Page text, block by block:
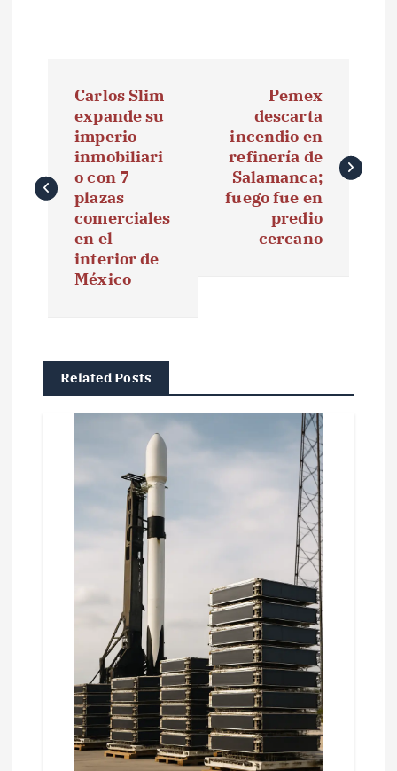
e
ó
n
Carlos Slim
expande su
imperio
inmobiliari
o con 7
plazas
comerciales
en el
interior de
México
Pemex
descarta
incendio en
refinería de
Salamanca;
fuego fue en
predio
cercano
Related Posts